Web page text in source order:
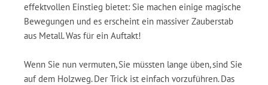
effektvollen Einstieg bietet: Sie machen einige magische
Bewegungen und es erscheint ein massiver Zauberstab
aus Metall. Was für ein Auftakt!
Wenn Sie nun vermuten, Sie müssten lange üben, sind Sie
auf dem Holzweg. Der Trick ist einfach vorzuführen. Das